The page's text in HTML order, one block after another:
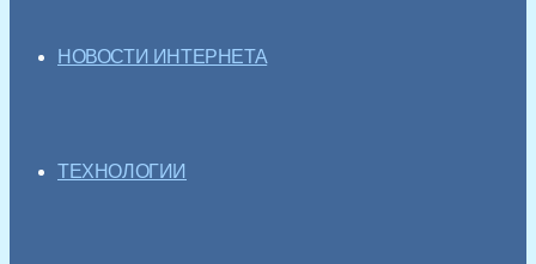
НОВОСТИ ИНТЕРНЕТА
ТЕХНОЛОГИИ